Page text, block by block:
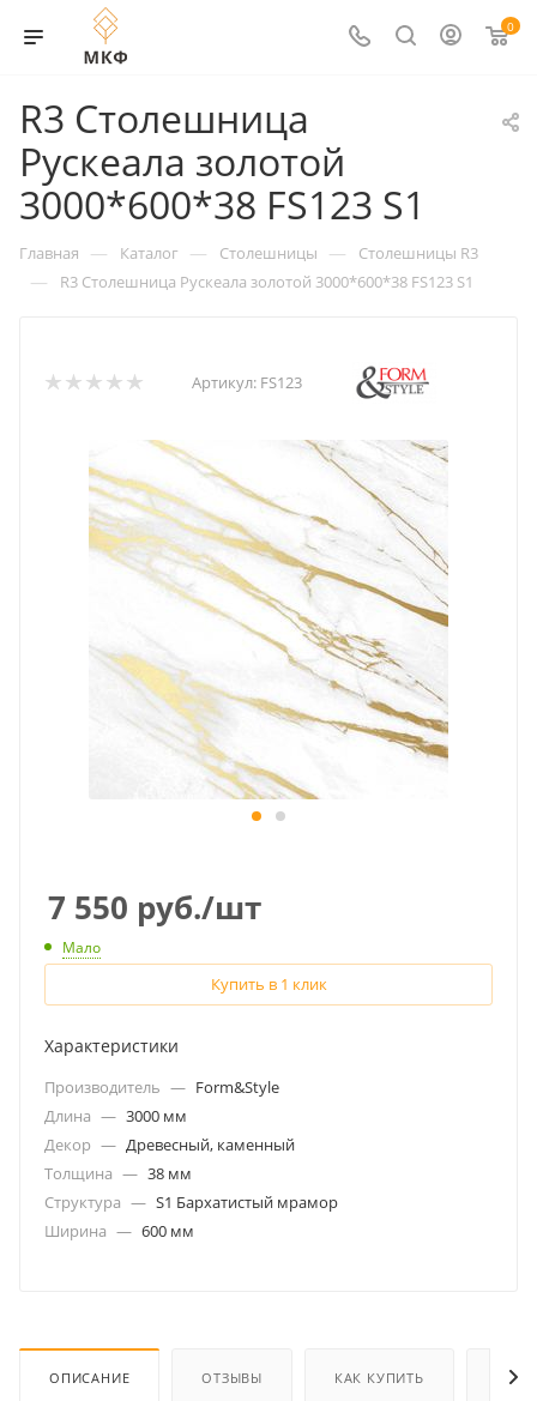
0
R3 Столешница
Рускеала золотой
3000*600*38 FS123 S1
Главная — Каталог — Столешницы — Столешницы R3
— R3 Столешница Рускеала золотой 3000*600*38 FS123 S1
Артикул: FS123
7 550 руб./шт
Мало
Купить в 1 клик
Характеристики
Производитель — Form&Style
Длина — 3000 мм
Декор — Древесный, каменный
Толщина — 38 мм
Структура — S1 Бархатистый мрамор
Ширина — 600 мм
ОПИСАНИЕ ОТЗЫВЫ КАК КУПИТЬ